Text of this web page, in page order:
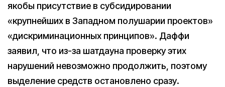
якобы присутствие в cубсидировании
«крупнейших в Западном полушарии проектов»
«дискриминационных принципов». Даффи
заявил, что из-за шатдауна проверку этих
нарушений невозможно продолжить, поэтому
выделение средств остановлено сразу.